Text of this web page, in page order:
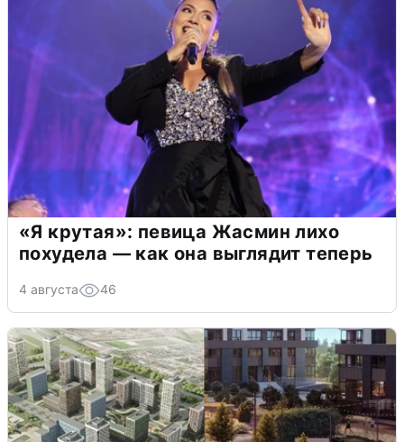
«Я крутая»: певица Жасмин лихо
похудела — как она выглядит теперь
4 августа 46